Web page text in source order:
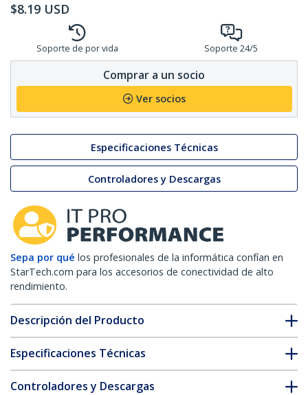
$8.19 USD
Soporte de por vida Soporte 24/5
Comprar a un socio
Ver socios
Especificaciones Técnicas
Controladores y Descargas
Sepa por qué los profesionales de la informática confían en
StarTech.com para los accesorios de conectividad de alto
rendimiento.
Descripción del Producto
Especificaciones Técnicas
Controladores y Descargas